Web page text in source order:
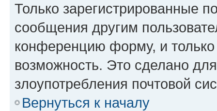
Только зарегистрированные
сообщения другим
конференцию форму, и
возможность. Это сделано
злоупотребления почтовой
Вернуться к началу